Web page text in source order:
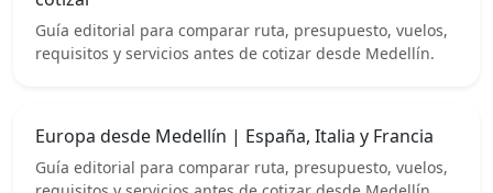
Guía editorial para comparar ruta, presupuesto, vuelos,
requisitos y servicios antes de cotizar desde Medellín.
Europa desde Medellín | España, Italia y Francia
Guía editorial para comparar ruta, presupuesto, vuelos,